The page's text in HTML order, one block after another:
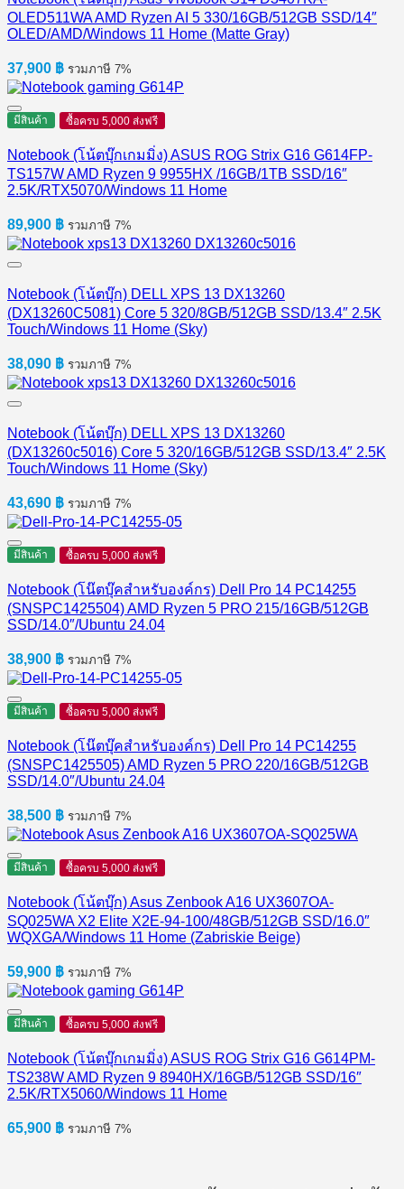
OLED511WA AMD Ryzen AI 5 330/16GB/512GB SSD/14″
OLED/AMD/Windows 11 Home (Matte Gray)
37,900 ฿ รวมภาษี 7%
มีสินค้า ซื้อครบ 5,000 ส่งฟรี
Notebook (โน้ตบุ๊กเกมมิ่ง) ASUS ROG Strix G16 G614FP-
TS157W AMD Ryzen 9 9955HX /16GB/1TB SSD/16″
2.5K/RTX5070/Windows 11 Home
89,900 ฿ รวมภาษี 7%
Notebook (โน้ตบุ๊ก) DELL XPS 13 DX13260
(DX13260C5081) Core 5 320/8GB/512GB SSD/13.4″ 2.5K
Touch/Windows 11 Home (Sky)
38,090 ฿ รวมภาษี 7%
Notebook (โน้ตบุ๊ก) DELL XPS 13 DX13260
(DX13260c5016) Core 5 320/16GB/512GB SSD/13.4″ 2.5K
Touch/Windows 11 Home (Sky)
43,690 ฿ รวมภาษี 7%
มีสินค้า ซื้อครบ 5,000 ส่งฟรี
Notebook (โน๊ตบุ๊คสำหรับองค์กร) Dell Pro 14 PC14255
(SNSPC1425504) AMD Ryzen 5 PRO 215/16GB/512GB
SSD/14.0″/Ubuntu 24.04
38,900 ฿ รวมภาษี 7%
มีสินค้า ซื้อครบ 5,000 ส่งฟรี
Notebook (โน๊ตบุ๊คสำหรับองค์กร) Dell Pro 14 PC14255
(SNSPC1425505) AMD Ryzen 5 PRO 220/16GB/512GB
SSD/14.0″/Ubuntu 24.04
38,500 ฿ รวมภาษี 7%
มีสินค้า ซื้อครบ 5,000 ส่งฟรี
Notebook (โน้ตบุ๊ก) Asus Zenbook A16 UX3607OA-
SQ025WA X2 Elite X2E-94-100/48GB/512GB SSD/16.0″
WQXGA/Windows 11 Home (Zabriskie Beige)
59,900 ฿ รวมภาษี 7%
มีสินค้า ซื้อครบ 5,000 ส่งฟรี
Notebook (โน้ตบุ๊กเกมมิ่ง) ASUS ROG Strix G16 G614PM-
TS238W AMD Ryzen 9 8940HX/16GB/512GB SSD/16″
2.5K/RTX5060/Windows 11 Home
65,900 ฿ รวมภาษี 7%